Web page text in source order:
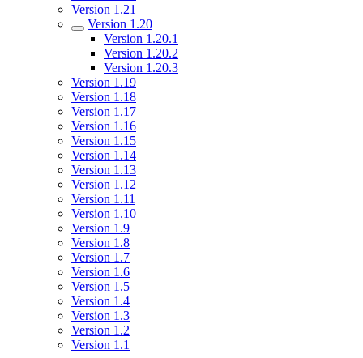
Version 1.21
Version 1.20
Version 1.20.1
Version 1.20.2
Version 1.20.3
Version 1.19
Version 1.18
Version 1.17
Version 1.16
Version 1.15
Version 1.14
Version 1.13
Version 1.12
Version 1.11
Version 1.10
Version 1.9
Version 1.8
Version 1.7
Version 1.6
Version 1.5
Version 1.4
Version 1.3
Version 1.2
Version 1.1